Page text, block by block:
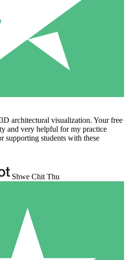
architectural visualization. Your free
and very helpful for my practice
supporting students with these
Shwe Chit Thu